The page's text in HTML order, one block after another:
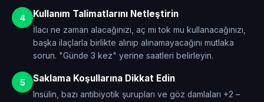
4 Kullanım Talimatlarını Netleştirin
İlacı ne zaman alacağınızı, aç mı tok mu kullanacağınızı,
başka ilaçlarla birlikte alınıp alınamayacağını mutlaka
sorun. "Günde 3 kez" yerine saatleri belirleyin.
5 Saklama Koşullarına Dikkat Edin
Insülin, bazı antibiyotik şurupları ve göz damlaları +2 –